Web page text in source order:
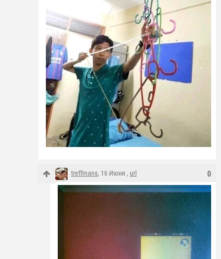
0
treffmans, 16 Июня , url